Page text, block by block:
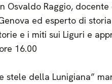
Osvaldo Raggio,
ed esperto di
e i miti sui Liguri e
16.00
stele della Lunigiana”